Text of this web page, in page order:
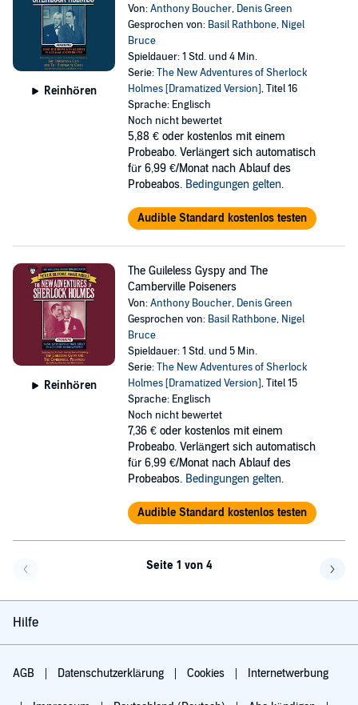
Reinhören
Von:Anthony Boucher, Denis Green
Gesprochen von: Basil Rathbone, Nigel
Bruce
Spieldauer: 1 Std. und 4 Min.
Serie:The New Adventures of Sherlock
Holmes [Dramatized Version], Titel 16
Sprache: Englisch
Noch nicht bewertet
5,88 € oder kostenlos mit einem
Probeabo. Verlängert sich automatisch
für 6,99 €/Monat nach Ablauf des
Probeabos. Bedingungen gelten.
Audible Standard kostenlos testen
Reinhören
The Guileless Gyspy and The
Camberville Poiseners
Von:Anthony Boucher, Denis Green
Gesprochen von: Basil Rathbone, Nigel
Bruce
Spieldauer: 1 Std. und 5 Min.
Serie:The New Adventures of Sherlock
Holmes [Dramatized Version], Titel 15
Sprache: Englisch
Noch nicht bewertet
7,36 € oder kostenlos mit einem
Probeabo. Verlängert sich automatisch
für 6,99 €/Monat nach Ablauf des
Probeabos. Bedingungen gelten.
Audible Standard kostenlos testen
Seite 1 von 4
Hilfe
AGB Datenschutzerklärung Cookies Internetwerbung